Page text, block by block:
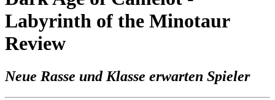
Labyrinth of the Minotaur
Review
Neue Rasse und Klasse erwarten Spieler